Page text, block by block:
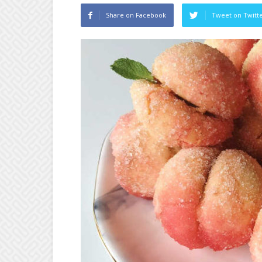
Share on Facebook Tweet on